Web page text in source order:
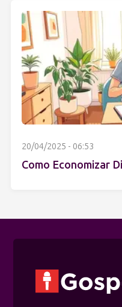
20/04/2025 - 06:53
Como Economizar